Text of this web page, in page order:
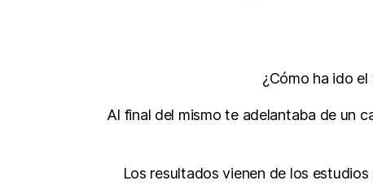
¿Cómo ha ido
Al final del mismo te adelantaba de un
Los resultados vienen de los